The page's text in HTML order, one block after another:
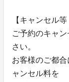
【キャンセル
ご予約のキャ
さい。
お客様のご都
ャンセル料を